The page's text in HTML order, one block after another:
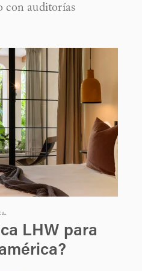
con auditorías
LHW para